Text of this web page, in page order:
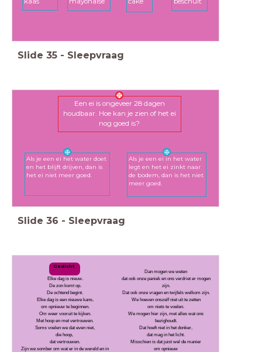
Slide 35 - Sleepvraag
Een ei is ongeveer 28 dagen
houdbaar. Hoe kan je zien of het ei
nog goed is?
Als je een ei het water doet
en het blijft drijven, dan is
het ei niet meer goed.
Als je een ei in het water
legt en het ei zinkt naar
de bodem, dan is het niet
meer goed.
Slide 36 - Sleepvraag
Elke dag is nieuw.
De zon komt op.
De ochtend begint.
Elke dag is een nieuwe kans,
om opnieuw te beginnen.
Om weer vooruit te kijken.
Met hoop en met vertrouwen.
Soms voelen we dat even niet,
die hoop,
dat vertrouwen.
Zijn we somber om wat er in de wereld en in
Dan mogen we weten
dat ook onze paniek en ons verdriet er mogen
zijn.
Dat ook onze vragen en twijfels welkom zijn.
We hoeven onszelf niet uit te zetten
om niets te voelen.
We mogen hier zijn, met alles wat ons
bezighoudt.
Dat hoeft niet in het donker,
dat mag in het licht.
Misschien is dat juist wel de manier
om opnieuw
Gedicht